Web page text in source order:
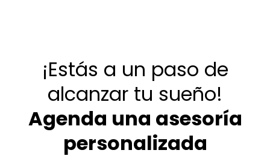
¡Estás a un paso de
alcanzar tu sueño!
Agenda una asesoría
personalizada